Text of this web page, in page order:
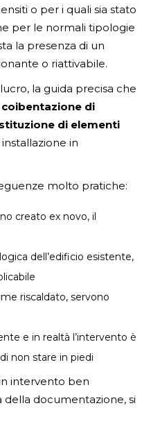
o per i quali sia stato
per le normali tipologie
la presenza di un
o riattivabile.
la guida precisa che
coibentazione di
di elementi
in
molto pratiche:
creato ex novo, il
dell’edificio esistente,
riscaldato, servono
e in realtà l’intervento è
non stare in piedi
intervento ben
documentazione, si